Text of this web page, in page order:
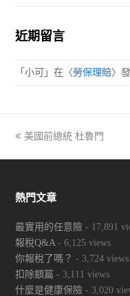
近期留言
「小可 」在〈勞保理賠〉
previous
美國前總統 杜魯門
熱門文章
最實用的任意險 - 17,891
報稅Q&A - 6,125 views
你報稅了嗎？ - 3,724 views
扣除額篇 - 3,111 views
什麼是健康保險 - 3,020